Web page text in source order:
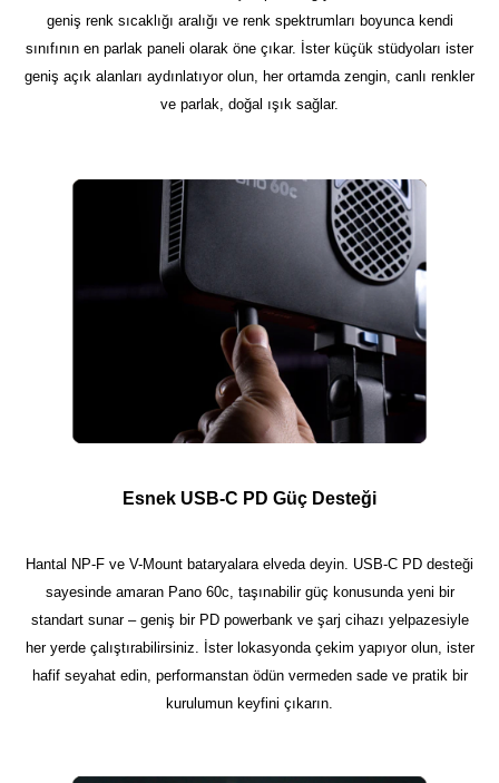
geniş renk sıcaklığı aralığı ve renk spektrumları boyunca kendi
sınıfının en parlak paneli olarak öne çıkar. İster küçük stüdyoları ister
geniş açık alanları aydınlatıyor olun, her ortamda zengin, canlı renkler
ve parlak, doğal ışık sağlar.
Esnek USB-C PD Güç Desteği
Hantal NP-F ve V-Mount bataryalara elveda deyin. USB-C PD desteği
sayesinde amaran Pano 60c, taşınabilir güç konusunda yeni bir
standart sunar – geniş bir PD powerbank ve şarj cihazı yelpazesiyle
her yerde çalıştırabilirsiniz. İster lokasyonda çekim yapıyor olun, ister
hafif seyahat edin, performanstan ödün vermeden sade ve pratik bir
kurulumun keyfini çıkarın.